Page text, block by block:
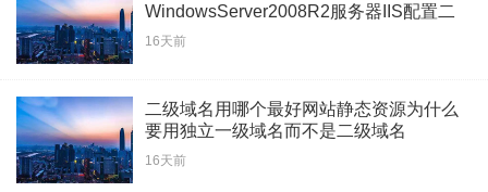
WindowsServer2008R2服务器IIS配置二
级域名
16天前
二级域名用哪个最好网站静态资源为什么
要用独立一级域名而不是二级域名
16天前